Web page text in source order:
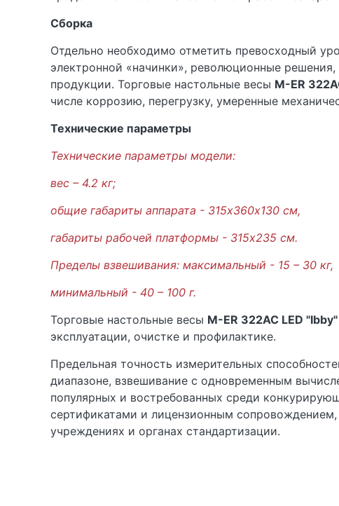
Сборка
Отдельно необходимо отметить превосходный
электронной «начинки», революционные
продукции. Торговые настольные весы M-ER
числе коррозию, перегрузку, умеренные
Технические параметры
Технические параметры модели:
вес – 4.2 кг;
общие габариты аппарата - 315х360x130 см,
габариты рабочей платформы - 315х235 см.
Пределы взвешивания: максимальный - 15 – 30 кг,
минимальный - 40 – 100 г.
Торговые настольные весы M-ER 322AC LED "Ibby"
эксплуатации, очистке и профилактике.
Предельная точность измерительных
диапазоне, взвешивание с одновременным
популярных и востребованных среди
сертификатами и лицензионным
учреждениях и органах стандартизации.